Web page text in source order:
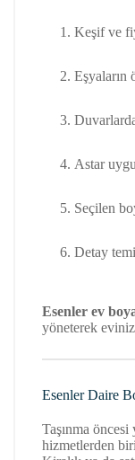
Keşif ve
Eşyaların
Astar
Seçilen
Detay
Esenler ev
yöneterek
Esenler Daire
Taşınma
hizmetlerden biri